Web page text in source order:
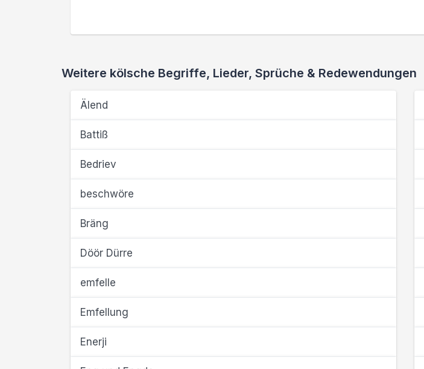
Weitere kölsche Begriffe, Lieder, Sprüche & Redewendungen
Älend
Battiß
Bedriev
beschwöre
Bräng
Döör Dürre
emfelle
Emfellung
Enerji